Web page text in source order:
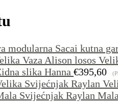
Sacai kutna
Vaza Alison losos
slika Hanna €395,60
Svijećnjak Raylan
Svijećnjak Raylan Mala